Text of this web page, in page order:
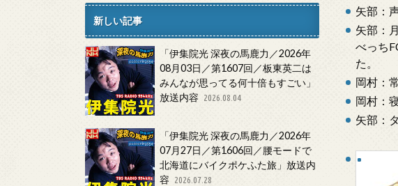
矢部：
矢部：
べっち
た。
岡村：
岡村：
矢部：
新しい記事
「伊集院光 深夜の馬鹿力／2026年
08月03日／第1607回／板東英二は
みんなが思ってる何十倍もすごい」
放送内容
2026.08.04
「伊集院光 深夜の馬鹿力／2026年
07月27日／第1606回／腰モードで
北海道にバイクポケふた旅」放送内
容
2026.07.28